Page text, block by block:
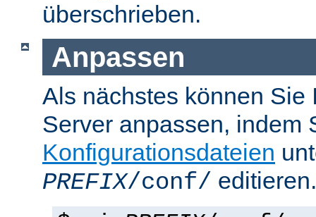
überschrieben.
Anpassen
Als nächstes können Sie
Server anpassen, indem
Konfigurationsdateien
PREFIX/conf/ editieren.